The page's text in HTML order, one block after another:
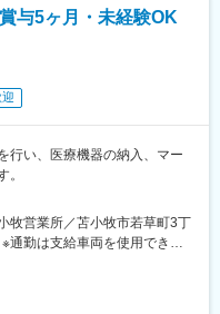
与5ヶ月・未経験OK
行い、医療機器の納入、マー
。
営業所／苫小牧市若草町3丁
勤は支給車両を使用できま